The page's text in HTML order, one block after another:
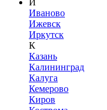
И
Иваново
Ижевск
Иркутск
К
Казань
Калининград
Калуга
Кемерово
Киров